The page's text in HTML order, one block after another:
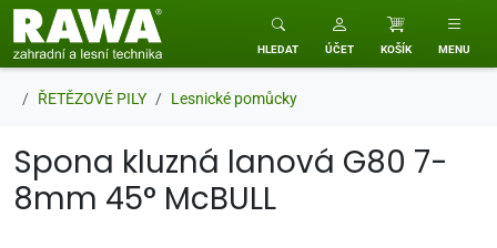
RAWA zahradní a lesní technika
HLEDAT ÚČET KOŠÍK MENU
ŘETĚZOVÉ PILY Lesnické pomůcky
Spona kluzná lanová G80 7-
8mm 45° McBULL